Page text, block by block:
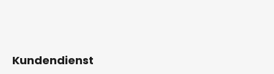
Kundendienst